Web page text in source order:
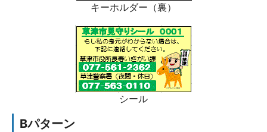
キーホルダー（裏）
シール
Bパターン